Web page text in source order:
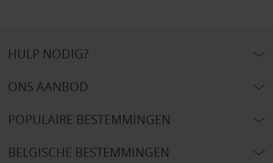
HULP NODIG?
ONS AANBOD
POPULAIRE BESTEMMINGEN
BELGISCHE BESTEMMINGEN